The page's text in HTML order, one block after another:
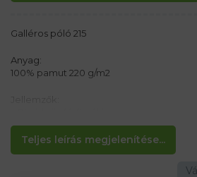
Teljes leírás megjelenítése...
Galléros póló 215
Anyag:
100% pamut 220 g/m2
– 3 gomb a póló színében
– Oldalsó varratok
– Megerősített vállvarrás